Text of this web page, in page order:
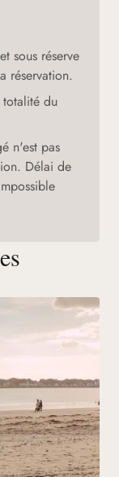
sous réserve
réservation.
du
n'est pas
Délai de